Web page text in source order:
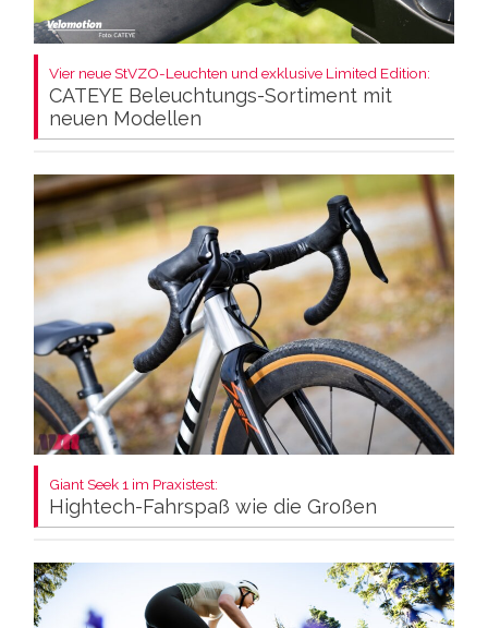
Vier neue StVZO-Leuchten und exklusive Limited Edition:
CATEYE Beleuchtungs-Sortiment mit
neuen Modellen
Giant Seek 1 im Praxistest:
Hightech-Fahrspaß wie die Großen